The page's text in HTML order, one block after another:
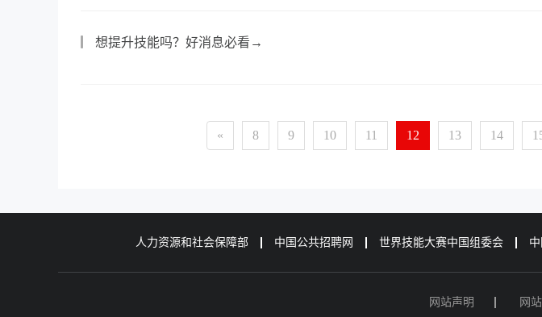
想提升技能吗？好消息必看→
« 8 9 10 11 12 13 14
人力资源和社会保障部 中国公共招聘网 世界技能大赛中国组委会
网站声明 网